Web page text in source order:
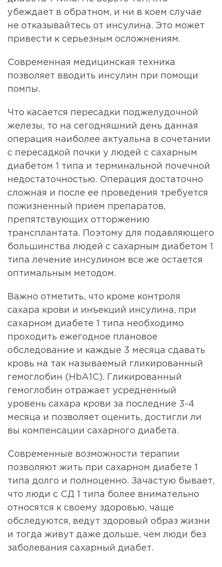
убеждает в обратном, и ни в коем случае
не отказывайтесь от инсулина. Это может
привести к серьезным осложнениям.
Современная медицинская техника
позволяет вводить инсулин при помощи
помпы.
Что касается пересадки поджелудочной
железы, то на сегодняшний день данная
операция наиболее актуальна в сочетании
с пересадкой почки у людей с сахарным
диабетом 1 типа и терминальной почечной
недостаточностью. Операция достаточно
сложная и после ее проведения требуется
пожизненный прием препаратов,
препятствующих отторжению
трансплантата. Поэтому для подавляющего
большинства людей с сахарным диабетом 1
типа лечение инсулином все же остается
оптимальным методом.
Важно отметить, что кроме контроля
сахара крови и инъекций инсулина, при
сахарном диабете 1 типа необходимо
проходить ежегодное плановое
обследование и каждые 3 месяца сдавать
кровь на так называемый гликированный
гемоглобин (HbA1C). Гликированный
гемоглобин отражает усредненный
уровень сахара крови за последние 3-4
месяца и позволяет оценить, достигли ли
вы компенсации сахарного диабета.
Современные возможности терапии
позволяют жить при сахарном диабете 1
типа долго и полноценно. Зачастую бывает,
что люди с СД 1 типа более внимательно
относятся к своему здоровью, чаще
обследуются, ведут здоровый образ жизни
и тогда живут даже дольше, чем люди без
заболевания сахарный диабет.